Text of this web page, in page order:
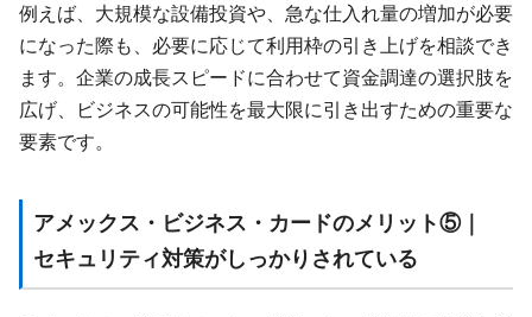
例えば、大規模な設備投資や、急な仕入れ量の増加が必要
になった際も、必要に応じて利用枠の引き上げを相談でき
ます。企業の成長スピードに合わせて資金調達の選択肢を
広げ、ビジネスの可能性を最大限に引き出すための重要な
要素です。
アメックス・ビジネス・カードのメリット⑤｜
セキュリティ対策がしっかりされている